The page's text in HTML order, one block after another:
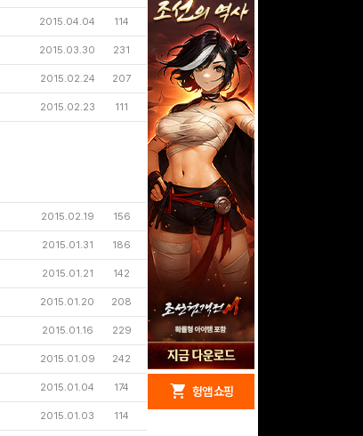
2015.04.04 114
2015.03.30 231
2015.02.24 207
2015.02.23 111
2015.02.19 156
2015.01.31 186
2015.01.21 142
2015.01.20 208
2015.01.16 229
2015.01.09 242
2015.01.04 174
2015.01.03 114
redeem 헝앱 경품 shopping_cart 헝앱 쇼핑